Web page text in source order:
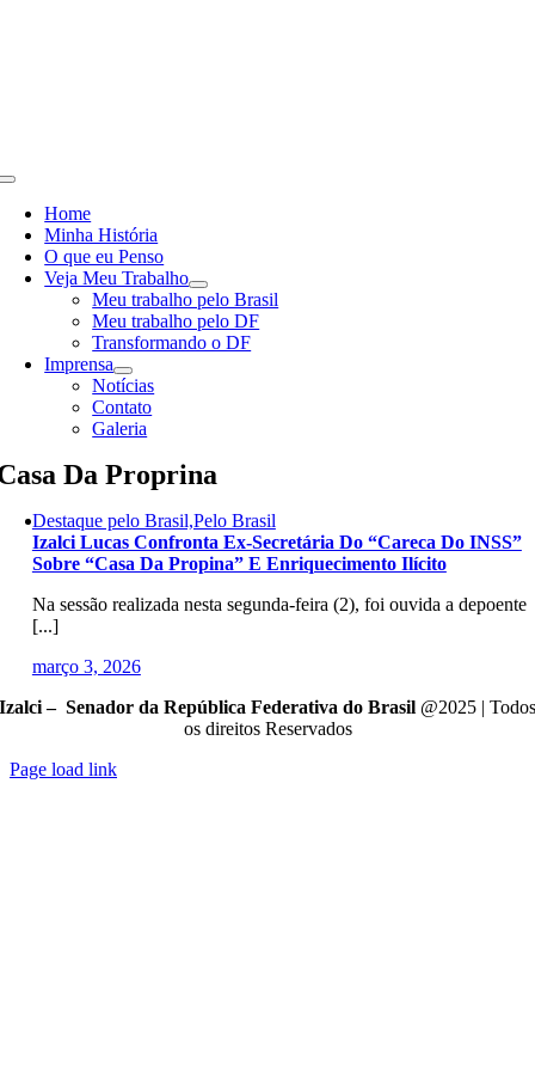
Toggle
NavigationHome
Minha História
O que eu Penso
Veja Meu Trabalho
Meu trabalho pelo Brasil
Meu trabalho pelo DF
Transformando o DF
Imprensa
Notícias
Contato
Galeria
Da Proprina
Destaque pelo Brasil,Pelo Brasil
Izalci Lucas Confronta Ex-Secretária Do “Careca Do INSS”
Sobre “casa Da Propina” E Enriquecimento Ilícito
Na sessão realizada nesta segunda-feira (2), foi ouvida a depoente
[...]
março 3, 2026
Izalci – Senador da República Federativa do Brasil @2025 | Todos
os direitos Reservados
Page load link